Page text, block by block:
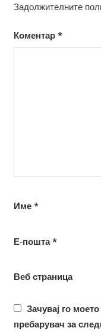
Задолжителните
Коментар *
Име *
Е-пошта*
Веб страница
Зачувај го
пребарувач за